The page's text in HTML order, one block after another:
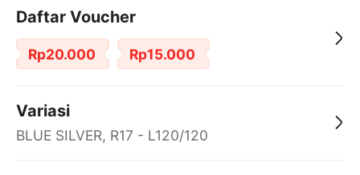
Daftar Voucher
Rp20.000 Rp15.000
Variasi
BLUE SILVER, R17 - L120/120